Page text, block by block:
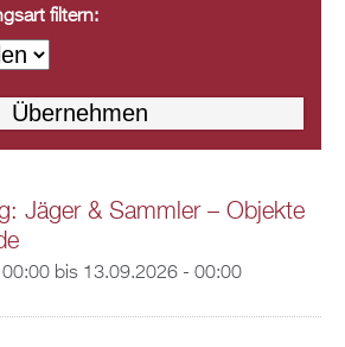
filtern:
Jäger & Sammler – Objekte
bis 13.09.2026 - 00:00